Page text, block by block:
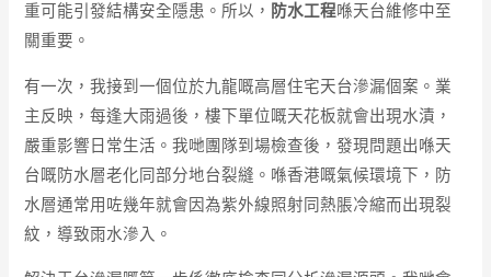
重可能引發結構安全隱患。所以， 防水工程喺天台維修中至
關重要。
有一次，我接到一個位於九龍嘅高層住宅天台滲漏個案。業
主反映，每逢大雨過後，樓下單位嘅天花板就會出現水漬，
嚴重影響日常生活。我哋團隊到場檢查後，發現問題出喺天
台嘅防水層老化同部分地台裂縫。喺香港嘅氣候環境下，防
水層通常用咗幾年就會因為紫外線照射同熱脹冷縮而出現裂
紋，導致雨水滲入。